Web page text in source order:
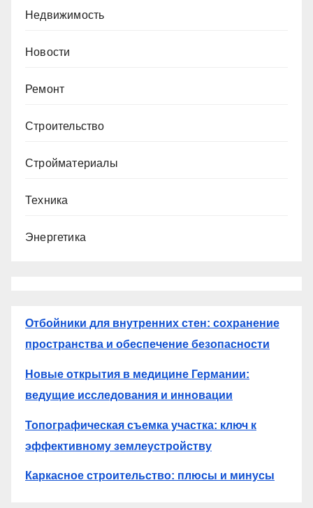
Недвижимость
Новости
Ремонт
Строительство
Стройматериалы
Техника
Энергетика
Отбойники для внутренних стен: сохранение
пространства и обеспечение безопасности
Новые открытия в медицине Германии:
ведущие исследования и инновации
Топографическая съемка участка: ключ к
эффективному землеустройству
Каркасное строительство: плюсы и минусы